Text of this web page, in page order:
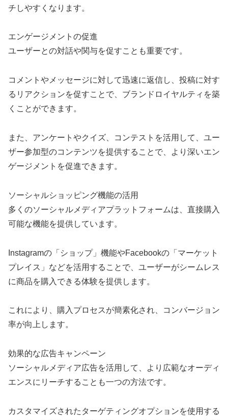
チしやすくなります。
エンゲージメントの促進
ユーザーとの対話や関与を促すことも重要です。
コメントやメッセージに対して迅速に返信し、投稿に対す
るリアクションを促すことで、ブランドロイヤルティを築
くことができます。
また、アンケートやクイズ、コンテストを活用して、ユー
ザー参加型のコンテンツを提供することで、より深いエン
ゲージメントを促進できます。
ソーシャルショッピング機能の活用
多くのソーシャルメディアプラットフォームは、直接購入
可能な機能を提供しています。
Instagramの「ショップ」機能やFacebookの「マーケット
プレイス」などを活用することで、ユーザーがシームレス
に商品を購入できる体験を提供します。
これにより、購入プロセスが簡素化され、コンバージョン
率が向上します。
効果的な広告キャンペーン
ソーシャルメディア広告を活用して、より広範なオーディ
エンスにリーチすることも一つの方法です。
カスタマイズされたターゲティングオプションを使用する